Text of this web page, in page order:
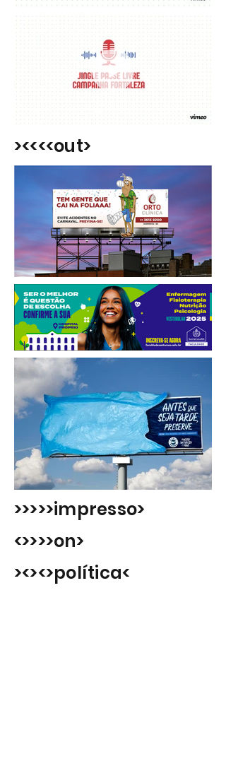
><<<<out>
>>>>>impresso>
<>>>>on>
><><>política<